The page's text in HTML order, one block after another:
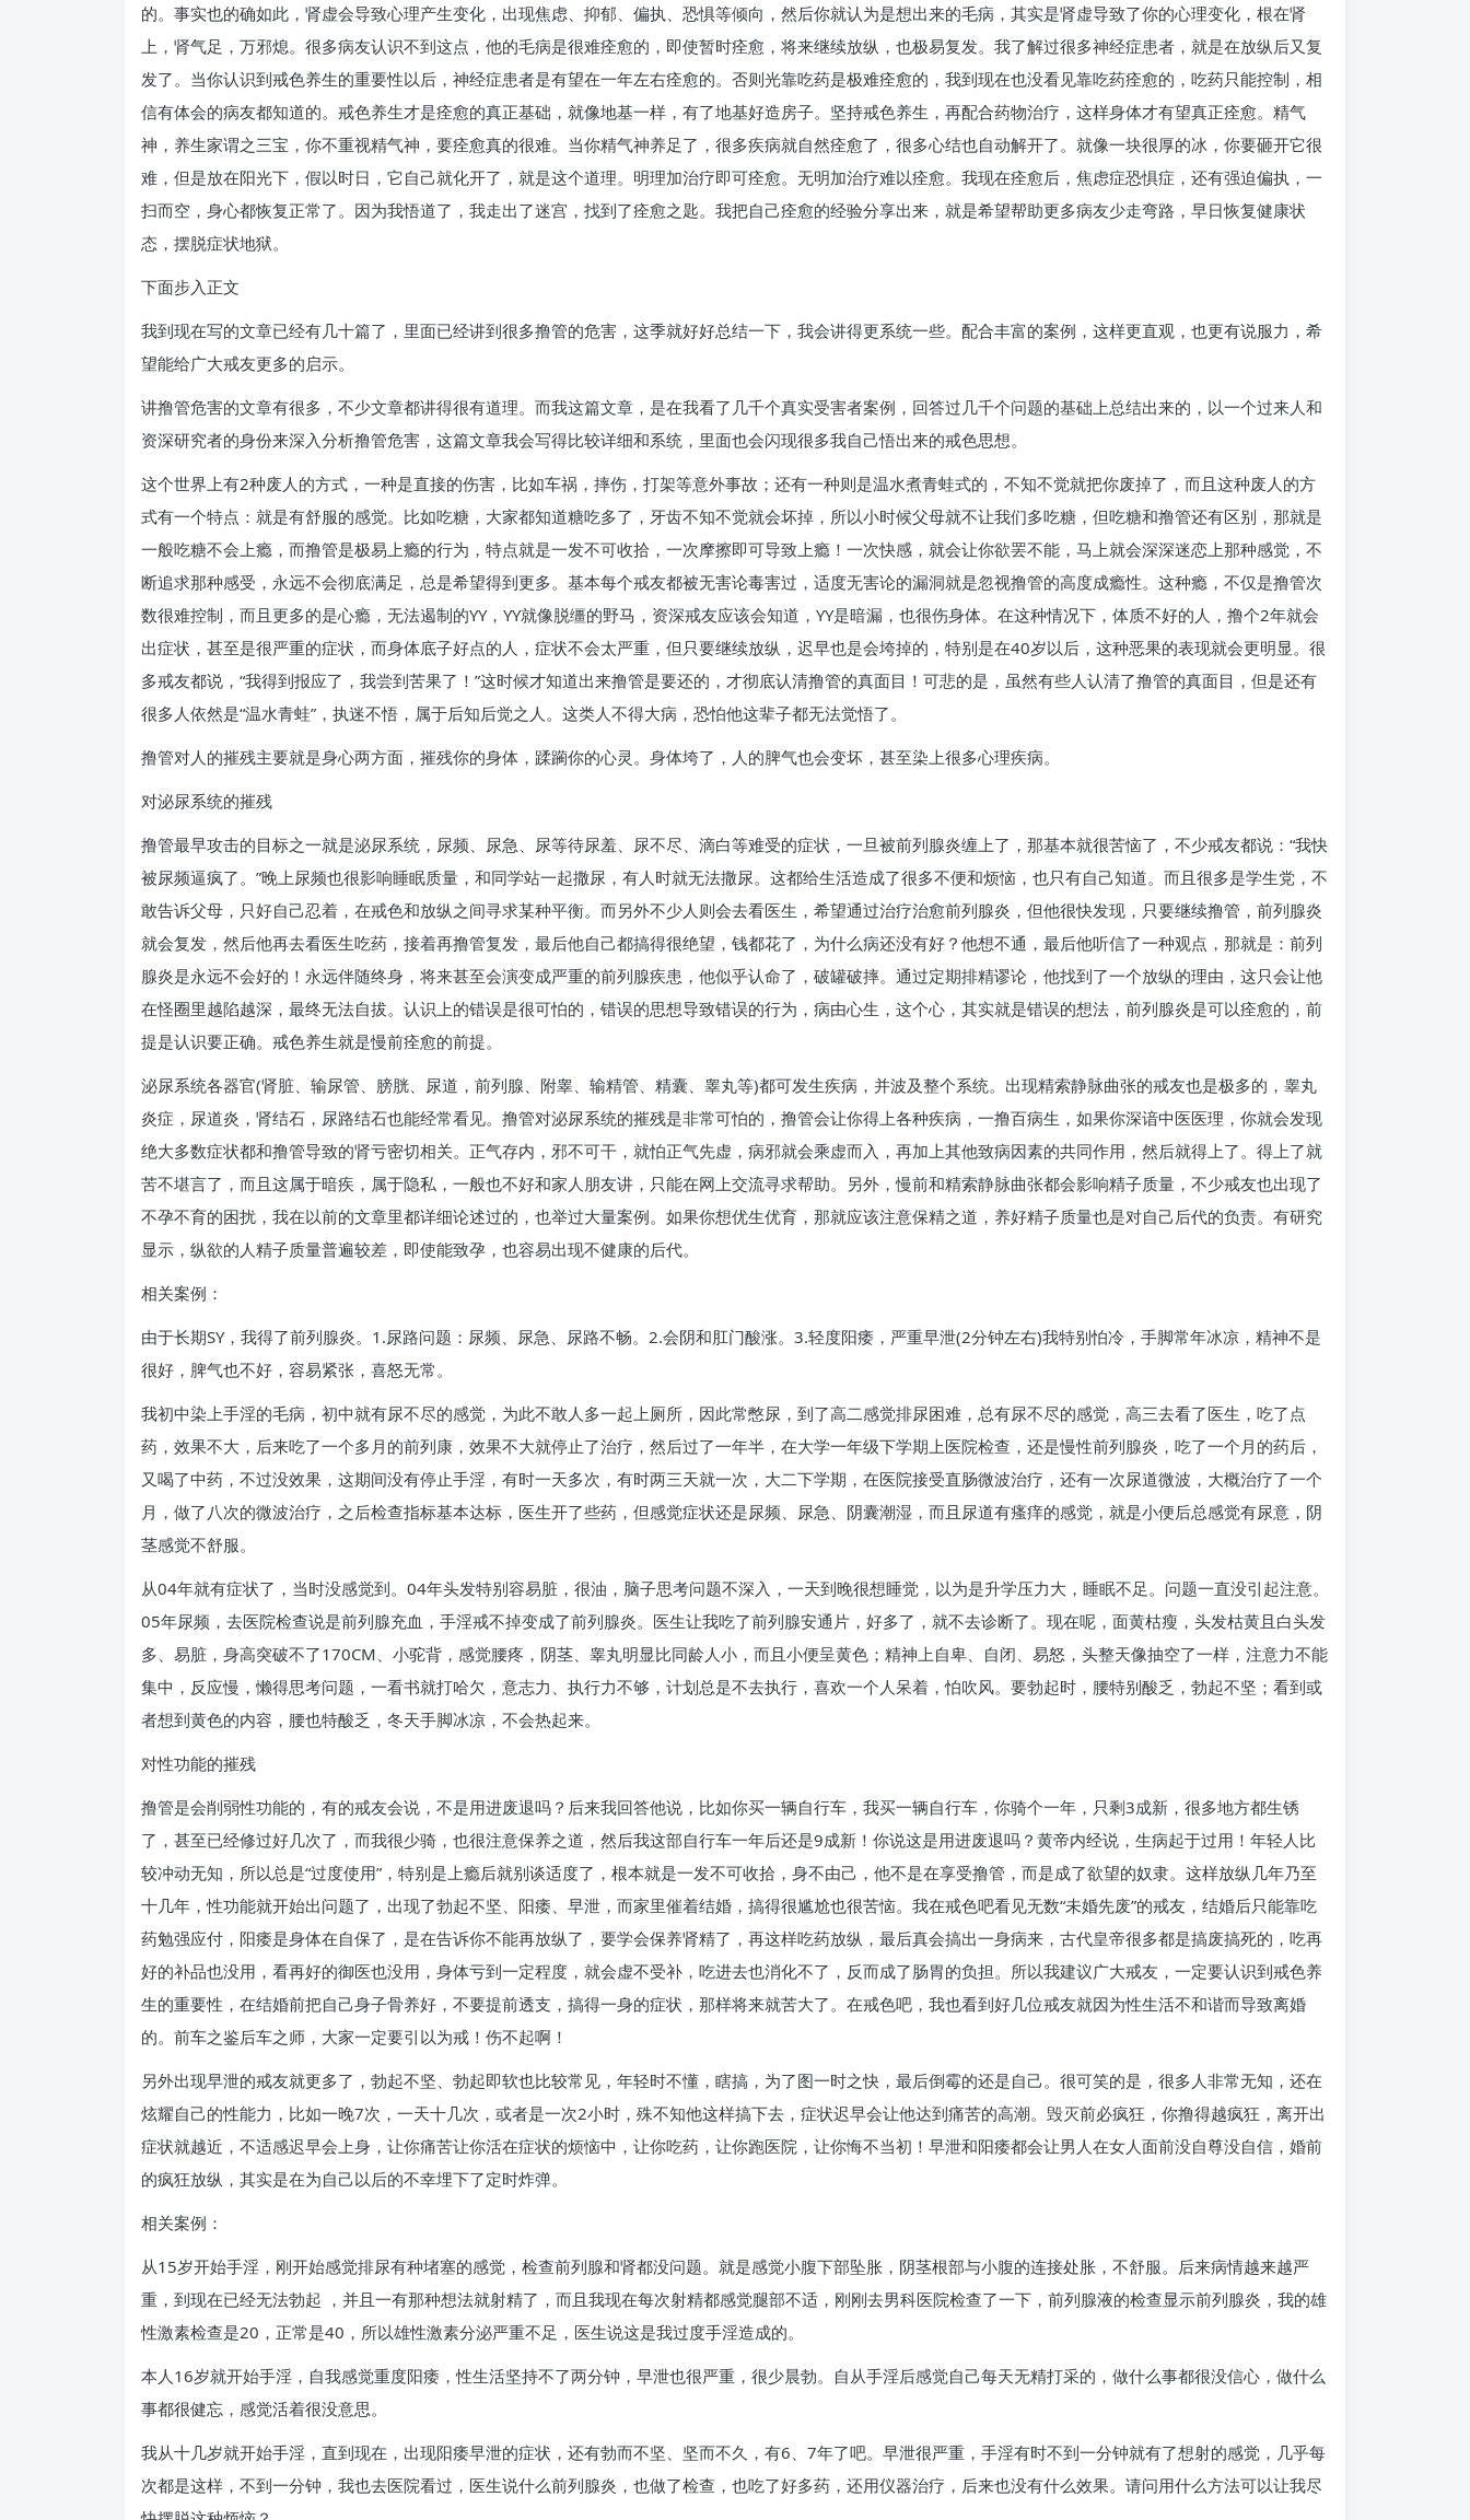
的。事实也的确如此，肾虚会导致心理产生变化，出现焦虑、抑郁、偏执、恐惧等倾向，然后你就认为是想出来的毛病，其实是肾虚导致了你的心理变化，根在肾
上，肾气足，万邪熄。很多病友认识不到这点，他的毛病是很难痊愈的，即使暂时痊愈，将来继续放纵，也极易复发。我了解过很多神经症患者，就是在放纵后又复
发了。当你认识到戒色养生的重要性以后，神经症患者是有望在一年左右痊愈的。否则光靠吃药是极难痊愈的，我到现在也没看见靠吃药痊愈的，吃药只能控制，相
信有体会的病友都知道的。戒色养生才是痊愈的真正基础，就像地基一样，有了地基好造房子。坚持戒色养生，再配合药物治疗，这样身体才有望真正痊愈。精气
神，养生家谓之三宝，你不重视精气神，要痊愈真的很难。当你精气神养足了，很多疾病就自然痊愈了，很多心结也自动解开了。就像一块很厚的冰，你要砸开它很
难，但是放在阳光下，假以时日，它自己就化开了，就是这个道理。明理加治疗即可痊愈。无明加治疗难以痊愈。我现在痊愈后，焦虑症恐惧症，还有强迫偏执，一
扫而空，身心都恢复正常了。因为我悟道了，我走出了迷宫，找到了痊愈之匙。我把自己痊愈的经验分享出来，就是希望帮助更多病友少走弯路，早日恢复健康状
态，摆脱症状地狱。
下面步入正文
我到现在写的文章已经有几十篇了，里面已经讲到很多撸管的危害，这季就好好总结一下，我会讲得更系统一些。配合丰富的案例，这样更直观，也更有说服力，希
望能给广大戒友更多的启示。
讲撸管危害的文章有很多，不少文章都讲得很有道理。而我这篇文章，是在我看了几千个真实受害者案例，回答过几千个问题的基础上总结出来的，以一个过来人和
资深研究者的身份来深入分析撸管危害，这篇文章我会写得比较详细和系统，里面也会闪现很多我自己悟出来的戒色思想。
这个世界上有2种废人的方式，一种是直接的伤害，比如车祸，摔伤，打架等意外事故；还有一种则是温水煮青蛙式的，不知不觉就把你废掉了，而且这种废人的方
式有一个特点：就是有舒服的感觉。比如吃糖，大家都知道糖吃多了，牙齿不知不觉就会坏掉，所以小时候父母就不让我们多吃糖，但吃糖和撸管还有区别，那就是
一般吃糖不会上瘾，而撸管是极易上瘾的行为，特点就是一发不可收拾，一次摩擦即可导致上瘾！一次快感，就会让你欲罢不能，马上就会深深迷恋上那种感觉，不
断追求那种感受，永远不会彻底满足，总是希望得到更多。基本每个戒友都被无害论毒害过，适度无害论的漏洞就是忽视撸管的高度成瘾性。这种瘾，不仅是撸管次
数很难控制，而且更多的是心瘾，无法遏制的YY，YY就像脱缰的野马，资深戒友应该会知道，YY是暗漏，也很伤身体。在这种情况下，体质不好的人，撸个2年就会
出症状，甚至是很严重的症状，而身体底子好点的人，症状不会太严重，但只要继续放纵，迟早也是会垮掉的，特别是在40岁以后，这种恶果的表现就会更明显。很
多戒友都说，“我得到报应了，我尝到苦果了！”这时候才知道出来撸管是要还的，才彻底认清撸管的真面目！可悲的是，虽然有些人认清了撸管的真面目，但是还有
很多人依然是“温水青蛙”，执迷不悟，属于后知后觉之人。这类人不得大病，恐怕他这辈子都无法觉悟了。
撸管对人的摧残主要就是身心两方面，摧残你的身体，蹂躏你的心灵。身体垮了，人的脾气也会变坏，甚至染上很多心理疾病。
对泌尿系统的摧残
撸管最早攻击的目标之一就是泌尿系统，尿频、尿急、尿等待尿羞、尿不尽、滴白等难受的症状，一旦被前列腺炎缠上了，那基本就很苦恼了，不少戒友都说：“我快
被尿频逼疯了。”晚上尿频也很影响睡眠质量，和同学站一起撒尿，有人时就无法撒尿。这都给生活造成了很多不便和烦恼，也只有自己知道。而且很多是学生党，不
敢告诉父母，只好自己忍着，在戒色和放纵之间寻求某种平衡。而另外不少人则会去看医生，希望通过治疗治愈前列腺炎，但他很快发现，只要继续撸管，前列腺炎
就会复发，然后他再去看医生吃药，接着再撸管复发，最后他自己都搞得很绝望，钱都花了，为什么病还没有好？他想不通，最后他听信了一种观点，那就是：前列
腺炎是永远不会好的！永远伴随终身，将来甚至会演变成严重的前列腺疾患，他似乎认命了，破罐破摔。通过定期排精谬论，他找到了一个放纵的理由，这只会让他
在怪圈里越陷越深，最终无法自拔。认识上的错误是很可怕的，错误的思想导致错误的行为，病由心生，这个心，其实就是错误的想法，前列腺炎是可以痊愈的，前
提是认识要正确。戒色养生就是慢前痊愈的前提。
泌尿系统各器官(肾脏、输尿管、膀胱、尿道，前列腺、附睾、输精管、精囊、睾丸等)都可发生疾病，并波及整个系统。出现精索静脉曲张的戒友也是极多的，睾丸
炎症，尿道炎，肾结石，尿路结石也能经常看见。撸管对泌尿系统的摧残是非常可怕的，撸管会让你得上各种疾病，一撸百病生，如果你深谙中医医理，你就会发现
绝大多数症状都和撸管导致的肾亏密切相关。正气存内，邪不可干，就怕正气先虚，病邪就会乘虚而入，再加上其他致病因素的共同作用，然后就得上了。得上了就
苦不堪言了，而且这属于暗疾，属于隐私，一般也不好和家人朋友讲，只能在网上交流寻求帮助。另外，慢前和精索静脉曲张都会影响精子质量，不少戒友也出现了
不孕不育的困扰，我在以前的文章里都详细论述过的，也举过大量案例。如果你想优生优育，那就应该注意保精之道，养好精子质量也是对自己后代的负责。有研究
显示，纵欲的人精子质量普遍较差，即使能致孕，也容易出现不健康的后代。
相关案例：
由于长期SY，我得了前列腺炎。1.尿路问题：尿频、尿急、尿路不畅。2.会阴和肛门酸涨。3.轻度阳痿，严重早泄(2分钟左右)我特别怕冷，手脚常年冰凉，精神不是
很好，脾气也不好，容易紧张，喜怒无常。
我初中染上手淫的毛病，初中就有尿不尽的感觉，为此不敢人多一起上厕所，因此常憋尿，到了高二感觉排尿困难，总有尿不尽的感觉，高三去看了医生，吃了点
药，效果不大，后来吃了一个多月的前列康，效果不大就停止了治疗，然后过了一年半，在大学一年级下学期上医院检查，还是慢性前列腺炎，吃了一个月的药后，
又喝了中药，不过没效果，这期间没有停止手淫，有时一天多次，有时两三天就一次，大二下学期，在医院接受直肠微波治疗，还有一次尿道微波，大概治疗了一个
月，做了八次的微波治疗，之后检查指标基本达标，医生开了些药，但感觉症状还是尿频、尿急、阴囊潮湿，而且尿道有瘙痒的感觉，就是小便后总感觉有尿意，阴
茎感觉不舒服。
从04年就有症状了，当时没感觉到。04年头发特别容易脏，很油，脑子思考问题不深入，一天到晚很想睡觉，以为是升学压力大，睡眠不足。问题一直没引起注意。
05年尿频，去医院检查说是前列腺充血，手淫戒不掉变成了前列腺炎。医生让我吃了前列腺安通片，好多了，就不去诊断了。现在呢，面黄枯瘦，头发枯黄且白头发
多、易脏，身高突破不了170CM、小驼背，感觉腰疼，阴茎、睾丸明显比同龄人小，而且小便呈黄色；精神上自卑、自闭、易怒，头整天像抽空了一样，注意力不能
集中，反应慢，懒得思考问题，一看书就打哈欠，意志力、执行力不够，计划总是不去执行，喜欢一个人呆着，怕吹风。要勃起时，腰特别酸乏，勃起不坚；看到或
者想到黄色的内容，腰也特酸乏，冬天手脚冰凉，不会热起来。
对性功能的摧残
撸管是会削弱性功能的，有的戒友会说，不是用进废退吗？后来我回答他说，比如你买一辆自行车，我买一辆自行车，你骑个一年，只剩3成新，很多地方都生锈
了，甚至已经修过好几次了，而我很少骑，也很注意保养之道，然后我这部自行车一年后还是9成新！你说这是用进废退吗？黄帝内经说，生病起于过用！年轻人比
较冲动无知，所以总是“过度使用”，特别是上瘾后就别谈适度了，根本就是一发不可收拾，身不由己，他不是在享受撸管，而是成了欲望的奴隶。这样放纵几年乃至
十几年，性功能就开始出问题了，出现了勃起不坚、阳痿、早泄，而家里催着结婚，搞得很尴尬也很苦恼。我在戒色吧看见无数“未婚先废”的戒友，结婚后只能靠吃
药勉强应付，阳痿是身体在自保了，是在告诉你不能再放纵了，要学会保养肾精了，再这样吃药放纵，最后真会搞出一身病来，古代皇帝很多都是搞废搞死的，吃再
好的补品也没用，看再好的御医也没用，身体亏到一定程度，就会虚不受补，吃进去也消化不了，反而成了肠胃的负担。所以我建议广大戒友，一定要认识到戒色养
生的重要性，在结婚前把自己身子骨养好，不要提前透支，搞得一身的症状，那样将来就苦大了。在戒色吧，我也看到好几位戒友就因为性生活不和谐而导致离婚
的。前车之鉴后车之师，大家一定要引以为戒！伤不起啊！
另外出现早泄的戒友就更多了，勃起不坚、勃起即软也比较常见，年轻时不懂，瞎搞，为了图一时之快，最后倒霉的还是自己。很可笑的是，很多人非常无知，还在
炫耀自己的性能力，比如一晚7次，一天十几次，或者是一次2小时，殊不知他这样搞下去，症状迟早会让他达到痛苦的高潮。毁灭前必疯狂，你撸得越疯狂，离开出
症状就越近，不适感迟早会上身，让你痛苦让你活在症状的烦恼中，让你吃药，让你跑医院，让你悔不当初！早泄和阳痿都会让男人在女人面前没自尊没自信，婚前
的疯狂放纵，其实是在为自己以后的不幸埋下了定时炸弹。
相关案例：
从15岁开始手淫，刚开始感觉排尿有种堵塞的感觉，检查前列腺和肾都没问题。就是感觉小腹下部坠胀，阴茎根部与小腹的连接处胀，不舒服。后来病情越来越严
重，到现在已经无法勃起 ，并且一有那种想法就射精了，而且我现在每次射精都感觉腿部不适，刚刚去男科医院检查了一下，前列腺液的检查显示前列腺炎，我的雄
性激素检查是20，正常是40，所以雄性激素分泌严重不足，医生说这是我过度手淫造成的。
本人16岁就开始手淫，自我感觉重度阳痿，性生活坚持不了两分钟，早泄也很严重，很少晨勃。自从手淫后感觉自己每天无精打采的，做什么事都很没信心，做什么
事都很健忘，感觉活着很没意思。
我从十几岁就开始手淫，直到现在，出现阳痿早泄的症状，还有勃而不坚、坚而不久，有6、7年了吧。早泄很严重，手淫有时不到一分钟就有了想射的感觉，几乎每
次都是这样，不到一分钟，我也去医院看过，医生说什么前列腺炎，也做了检查，也吃了好多药，还用仪器治疗，后来也没有什么效果。请问用什么方法可以让我尽